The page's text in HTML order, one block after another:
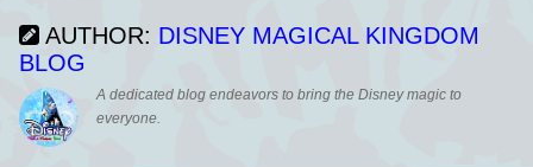
AUTHOR: DISNEY MAGICAL KINGDOM
BLOG
A dedicated blog endeavors to bring the Disney magic to
everyone.